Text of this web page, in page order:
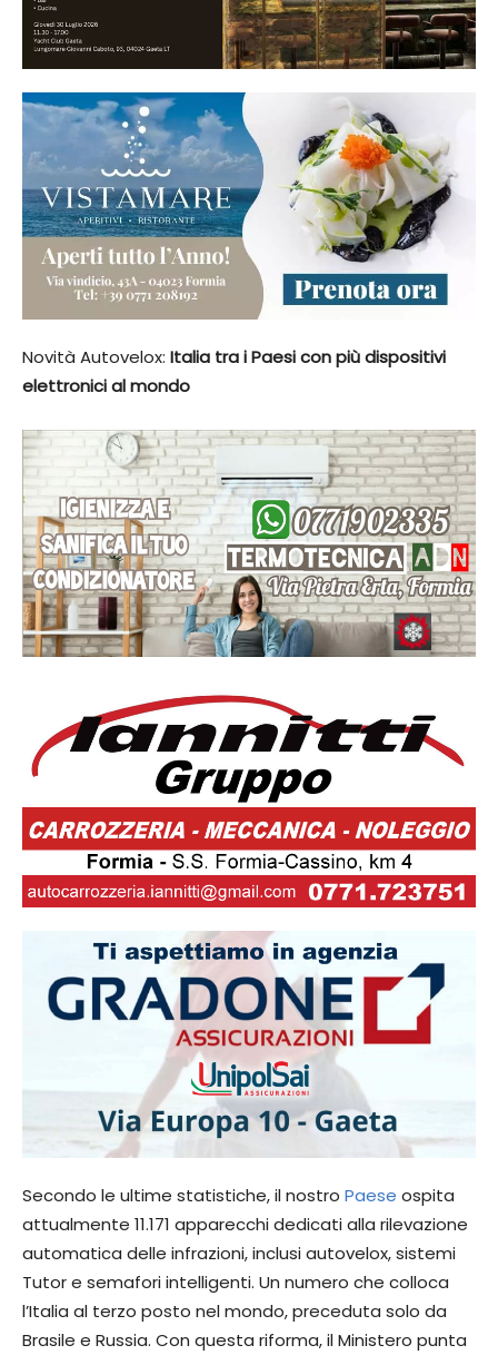
Novità Autovelox: Italia tra i Paesi con più dispositivi
elettronici al mondo
Secondo le ultime statistiche, il nostro Paese ospita
attualmente 11.171 apparecchi dedicati alla rilevazione
automatica delle infrazioni, inclusi autovelox, sistemi
Tutor e semafori intelligenti. Un numero che colloca
l’Italia al terzo posto nel mondo, preceduta solo da
Brasile e Russia. Con questa riforma, il Ministero punta